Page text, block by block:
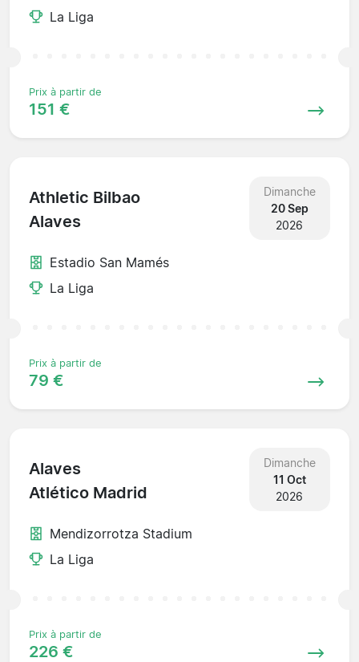
La Liga
Prix à partir de
151 €
Athletic Bilbao
Alaves
Dimanche
20 Sep
2026
Estadio San Mamés
La Liga
Prix à partir de
79 €
Alaves
Atlético Madrid
Dimanche
11 Oct
2026
Mendizorrotza Stadium
La Liga
Prix à partir de
226 €